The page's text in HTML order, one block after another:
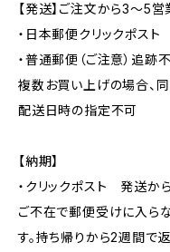
【発送】ご注文から3〜5営
・日本郵便クリックポスト
・普通郵便（ご注意）追跡
複数お買い上げの場合、
配送日時の指定不可
【納期】
・クリックポスト 発送か
ご不在で郵便受けに入ら
す。持ち帰りから2週間で